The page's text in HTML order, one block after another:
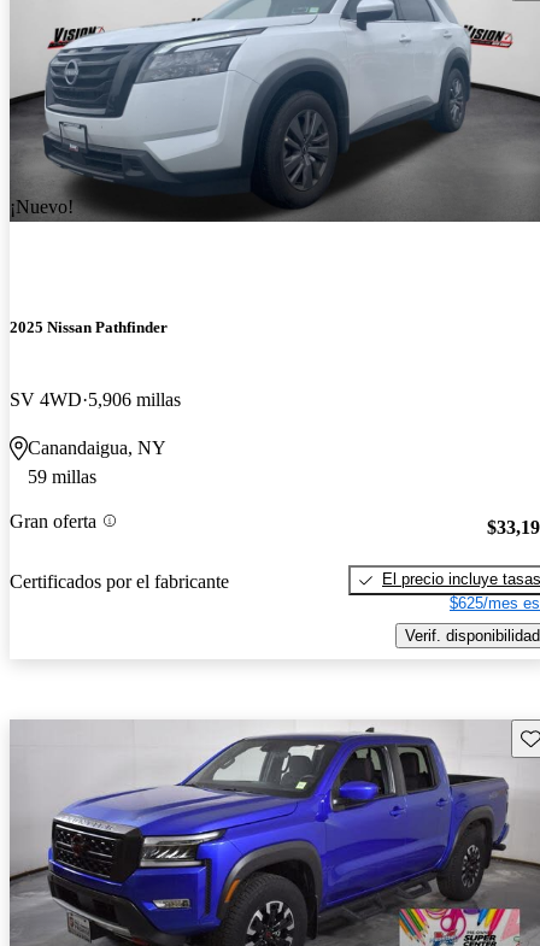
¡Nuevo!
2025 Nissan Pathfinder
SV 4WD 5,906 millas
Canandaigua, NY
59 millas
Gran oferta
Certificados por el fabricante
El precio incluye tasas
$625/mes
Verif. disponibilidad